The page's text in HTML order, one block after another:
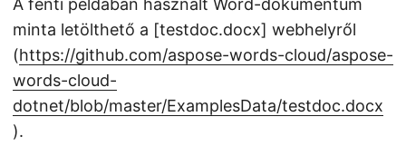
A fenti példában használt Word-dokumentum
minta letölthető a [testdoc.docx] webhelyről
(https://github.com/aspose-words-cloud/aspose-
words-cloud-
dotnet/blob/master/ExamplesData/testdoc.docx
).